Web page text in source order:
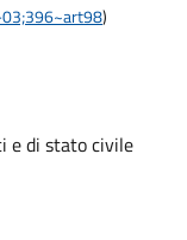
03;396~art98)
e di stato civile